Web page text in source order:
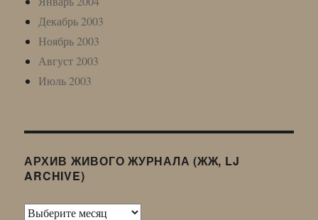
Декабрь 2003
Ноябрь 2003
Август 2003
Июль 2003
АРХИВ ЖИВОГО ЖУРНАЛА (ЖЖ, LJ
ARCHIVE)
Архив